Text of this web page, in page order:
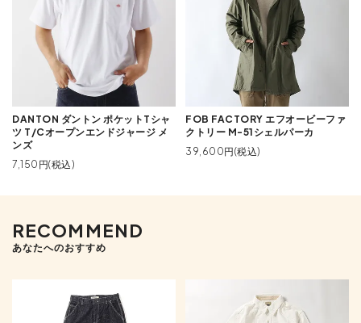
DANTON ダントン ポケットTシャ
ツ T/Cオープンエンドジャージ メ
ンズ
7,150円(税込)
FOB FACTORY エフオービーファ
クトリー M-51シェルパーカ
39,600円(税込)
RECOMMEND
あなたへのおすすめ